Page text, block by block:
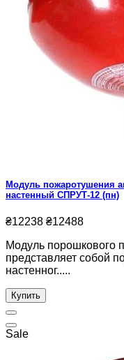
Модуль пожаротушения
настенный СПРУТ-12 (пн)
₴12238 ₴12488
Модуль порошкового
представляет собой
настенног.....
Купить
Sale